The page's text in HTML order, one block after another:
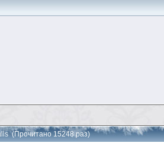
(Прочитано 15248 раз)